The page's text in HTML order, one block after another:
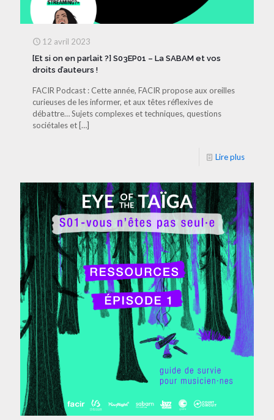
12 avril 2023
[Et si on en parlait ?] S03EP01 – La SABAM et vos
droits d’auteurs !
FACIR Podcast : Cette année, FACIR propose aux oreilles
curieuses de les informer, et aux têtes réflexives de
débattre… Sujets complexes et techniques, questions
sociétales et […]
Lire plus